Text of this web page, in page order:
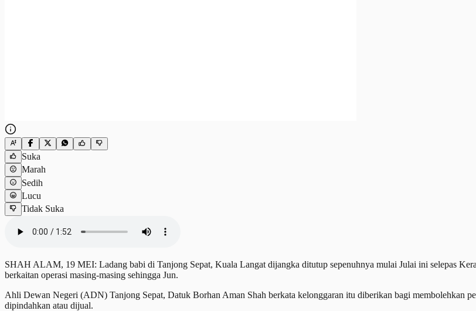
Suka
Marah
Sedih
Lucu
Tidak Suka
SHAH ALAM, 19 MEI: Ladang babi di Tanjong Sepat, Kuala Langat dijangka ditutup sepenuhnya mulai Julai ini selepas
berkaitan operasi masing-masing sehingga Jun.
Ahli Dewan Negeri (ADN) Tanjong Sepat, Datuk Borhan Aman Shah berkata kelonggaran itu diberikan bagi membolehkan
dipindahkan atau dijual.